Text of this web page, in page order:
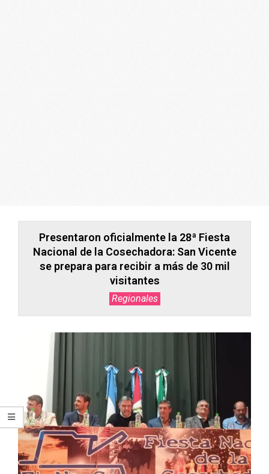
Presentaron oficialmente la 28ª Fiesta
Nacional de la Cosechadora: San Vicente
se prepara para recibir a más de 30 mil
visitantes
Regionales